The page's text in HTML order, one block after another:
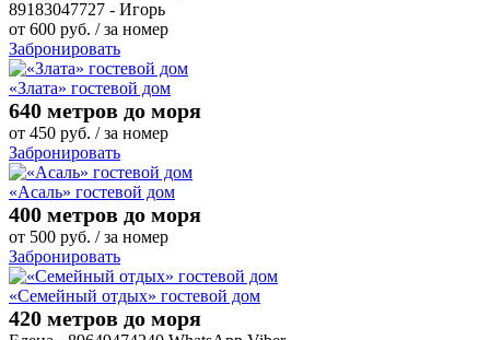
89183047727 - Игорь
от 600 руб. / за номер
Забронировать
«Злата» гостевой дом
640 метров до моря
от 450 руб. / за номер
Забронировать
«Асаль» гостевой дом
400 метров до моря
от 500 руб. / за номер
Забронировать
«Семейный отдых» гостевой дом
420 метров до моря